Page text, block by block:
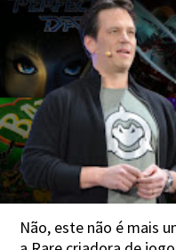
Não, este não é mais